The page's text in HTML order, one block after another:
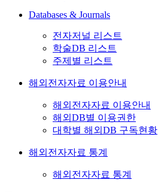
Databases & Journals
전자저널 리스트
학술DB 리스트
주제별 리스트
해외전자자료 이용안내
해외전자자료 이용안내
해외DB별 이용권한
대학별 해외DB 구독현황
해외전자자료 통계
해외전자자료 통계